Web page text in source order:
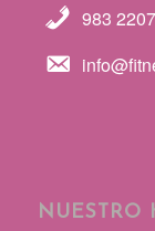
983
NUESTRO